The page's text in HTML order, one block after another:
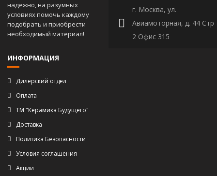
надежно, на разумных
условиях помочь каждому
подобрать и приобрести
необходимый материал!
г. Москва, ул.
Авиамоторная, д. 44 Стр
2 Офис 315
ИНФОРМАЦИЯ
Дилерский отдел
Оплата
ТМ "Керамика Будущего"
Доставка
Политика Безопасности
Условия соглашения
Акции